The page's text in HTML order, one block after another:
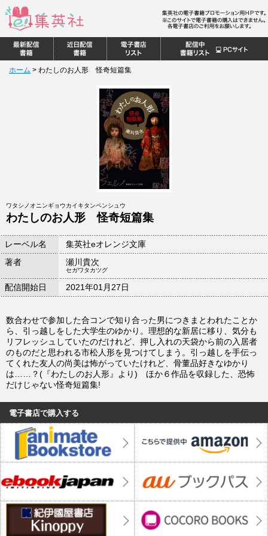
ホーム > わたしのお人形 怪奇短篇集
ワタシノオニンギョウカイキタンペンシュウ
わたしのお人形 怪奇短篇集
レーベル名
集英社eオレンジ文庫
著者
瀬川貴次
セガワタカツグ
配信開始日 2021年01月27日
数合わせで参加した合コンで知り合った男につきまとわれたことか
ら、引っ越しをした大学生のゆかり。理想的な新居に移り、気分も
リフレッシュしていたのだけれど、押し入れの天袋から前の入居者
のものだと思われる市松人形を見つけてしまう。引っ越しを手伝っ
てくれた友人の尚美は怖がっていたけれど、骨董品好きなゆかり
は……？(『わたしのお人形』より) ほか６作品を収録した、恐怖
だけじゃない怪奇短篇集!
電子書店で購入する